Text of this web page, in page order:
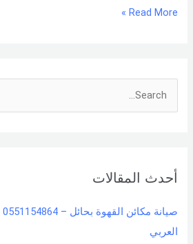
Read More »
c
f
o
أحدث المقالات
العربي